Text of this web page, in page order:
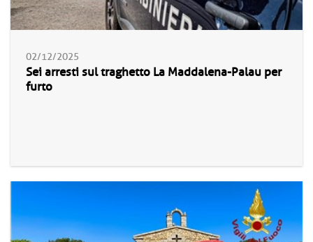
02/12/2025
Sei arresti sul traghetto La Maddalena-Palau per
furto